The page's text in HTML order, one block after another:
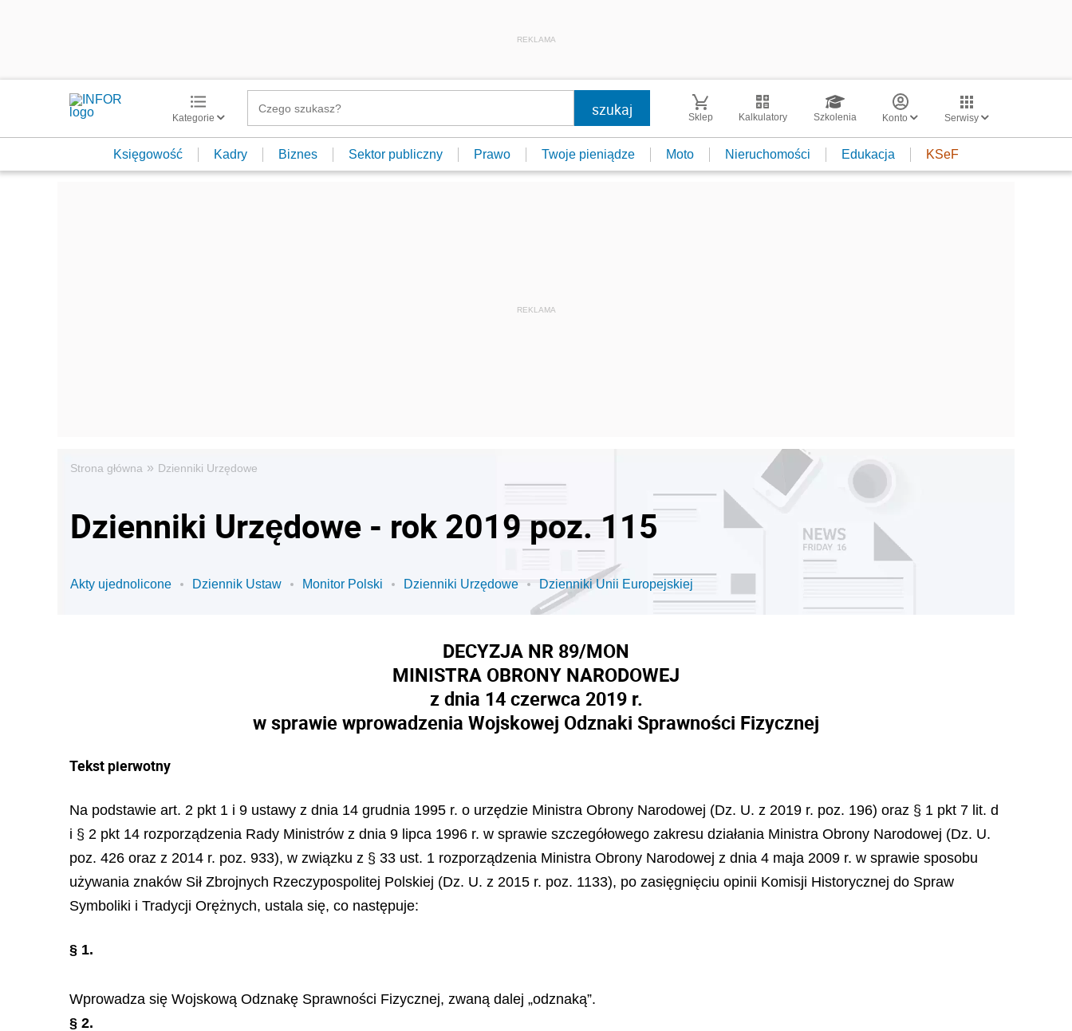
REKLAMA
Kategorie Sklep Kalkulatory Szkolenia Konto Serwisy
Księgowość Kadry Biznes Sektor publiczny Prawo Twoje pieniądze Moto Nieruchomości Edukacja KSeF
Strona główna » Dzienniki Urzędowe
Dzienniki Urzędowe - rok 2019 poz. 115
Akty ujednolicone Dziennik Ustaw Monitor Polski Dzienniki Urzędowe Dzienniki Unii Europejskiej
DECYZJA NR 89/MON
MINISTRA OBRONY NARODOWEJ
z dnia 14 czerwca 2019 r.
w sprawie wprowadzenia Wojskowej Odznaki Sprawności Fizycznej
Tekst pierwotny
Na podstawie art. 2 pkt 1 i 9 ustawy z dnia 14 grudnia 1995 r. o urzędzie Ministra Obrony Narodowej (Dz. U. z 2019 r. poz. 196) oraz § 1 pkt 7 lit. d
i § 2 pkt 14 rozporządzenia Rady Ministrów z dnia 9 lipca 1996 r. w sprawie szczegółowego zakresu działania Ministra Obrony Narodowej (Dz. U.
poz. 426 oraz z 2014 r. poz. 933), w związku z § 33 ust. 1 rozporządzenia Ministra Obrony Narodowej z dnia 4 maja 2009 r. w sprawie sposobu
używania znaków Sił Zbrojnych Rzeczypospolitej Polskiej (Dz. U. z 2015 r. poz. 1133), po zasięgnięciu opinii Komisji Historycznej do Spraw
Symboliki i Tradycji Orężnych, ustala się, co następuje:
§ 1.
Wprowadza się Wojskową Odznakę Sprawności Fizycznej, zwaną dalej „odznaką”.
§ 2.